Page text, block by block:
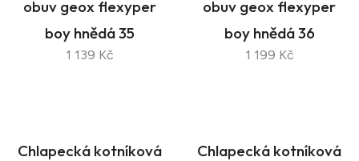
obuv geox flexyper
boy hnědá 35
1 139 Kč
obuv geox flexyper
boy hnědá 36
1 199 Kč
Chlapecká kotníková
Chlapecká kotníková